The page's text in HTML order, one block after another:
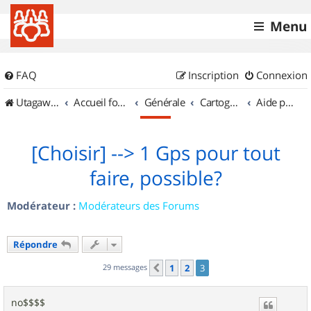
Menu
FAQ Connexion
Inscription
UtagawaVTT (Randos VTT et VTTAE avec traces GPS)
Accueil forum Générale Cartographie et GPS Aide pour l'achat d'un GPS
[Choisir] --> 1 Gps pour tout
faire, possible?
Modérateur : Modérateurs des Forums
Répondre
29 messages Précédent
1 2 3
no$$$$